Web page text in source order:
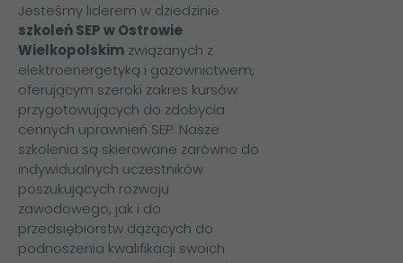
Jesteśmy liderem w dziedzinie
szkoleń SEP w Ostrowie
Wielkopolskim związanych z
elektroenergetyką i gazownictwem,
oferującym szeroki zakres kursów
przygotowujących do zdobycia
cennych uprawnień SEP. Nasze
szkolenia są skierowane zarówno do
indywidualnych uczestników
poszukujących rozwoju
zawodowego, jak i do
przedsiębiorstw dążących do
podnoszenia kwalifikacji swoich